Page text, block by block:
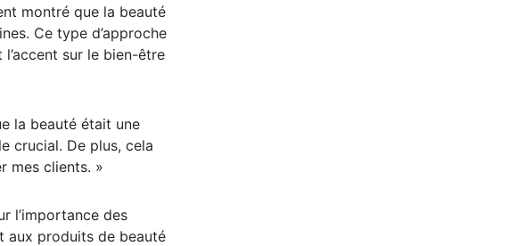
montré que la beauté
Ce type d’approche
sur le bien-être
la beauté était une
crucial. De plus, cela
mes clients. »
l’importance des
aux produits de beauté